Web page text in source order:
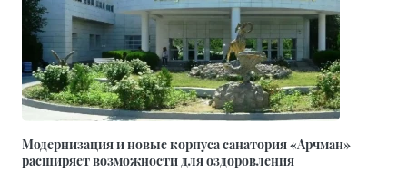
Модернизация и новые корпуса санатория «Арчман»
расширяет возможности для оздоровления